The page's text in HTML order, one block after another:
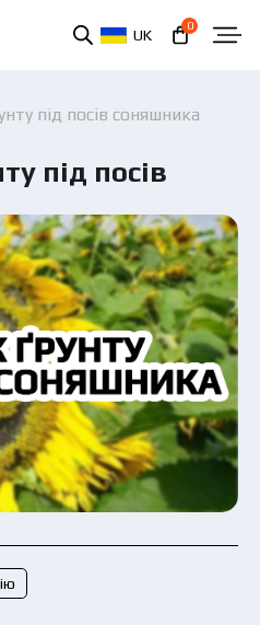
UK
0
під посів соняшника
під посів
з політикою
даних.